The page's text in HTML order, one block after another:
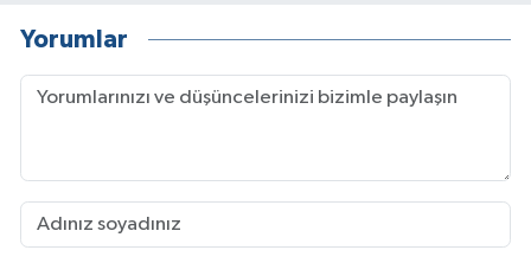
Yorumlar